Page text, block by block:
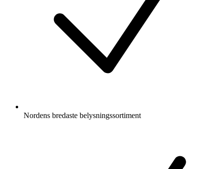
Nordens bredaste belysningssortiment